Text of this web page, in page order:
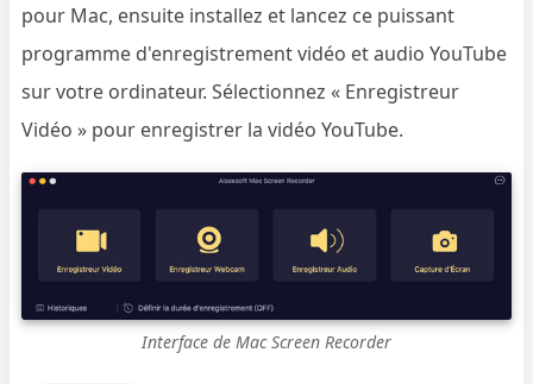
pour Mac, ensuite installez et lancez ce puissant
programme d'enregistrement vidéo et audio YouTube
sur votre ordinateur. Sélectionnez « Enregistreur
Vidéo » pour enregistrer la vidéo YouTube.
Interface de Mac Screen Recorder